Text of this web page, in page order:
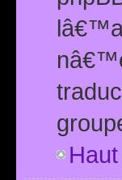
Haut